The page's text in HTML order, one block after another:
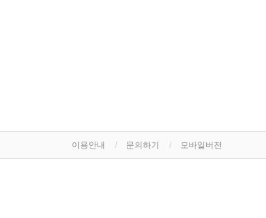
이용안내 문의하기 모바일버전